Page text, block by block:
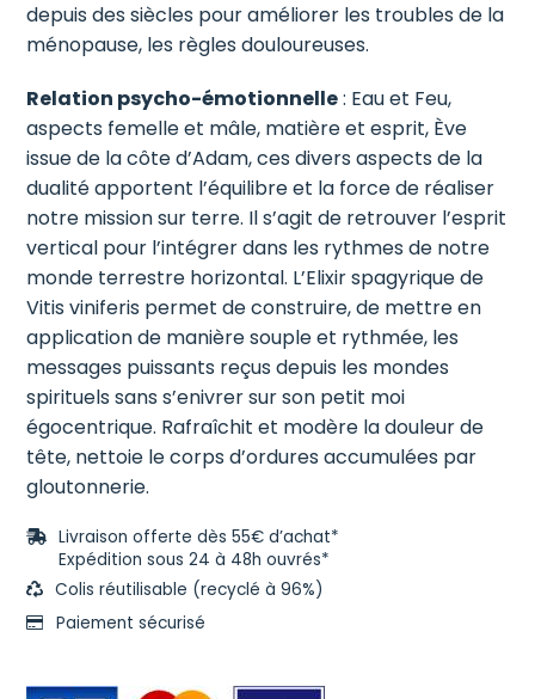
depuis des siècles pour améliorer les troubles de la
ménopause, les règles douloureuses.
Relation psycho-émotionnelle: Eau et Feu,
aspects femelle et mâle, matière et esprit, Ève
issue de la côte d’Adam, ces divers aspects de la
dualité apportent l’équilibre et la force de réaliser
notre mission sur terre. Il s’agit de retrouver l’esprit
vertical pour l’intégrer dans les rythmes de notre
monde terrestre horizontal. L’Elixir spagyrique de
Vitis viniferis permet de construire, de mettre en
application de manière souple et rythmée, les
messages puissants reçus depuis les mondes
spirituels sans s’enivrer sur son petit moi
égocentrique. Rafraîchit et modère la douleur de
tête, nettoie le corps d’ordures accumulées par
gloutonnerie.
Livraison offerte dès 55€ d’achat*
Expédition sous 24 à 48h ouvrés*
Colis réutilisable (recyclé à 96%)
Paiement sécurisé